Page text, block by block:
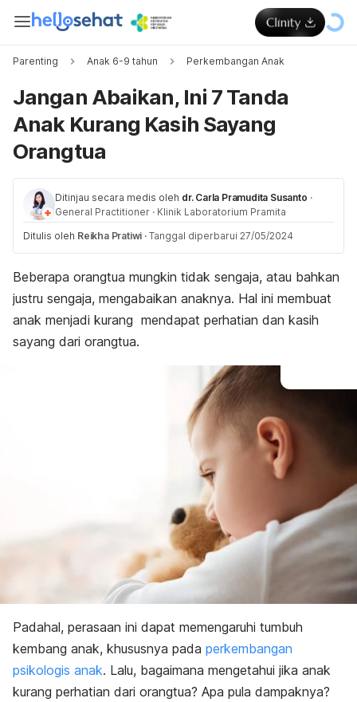
Parenting Anak 6-9 tahun Perkembangan Anak
Jangan Abaikan, Ini 7 Tanda
Anak Kurang Kasih Sayang
Orangtua
Ditinjau secara medis oleh dr. Carla Pramudita Susanto ·
General Practitioner · Klinik Laboratorium Pramita
Ditulis oleh Reikha Pratiwi · Tanggal diperbarui 27/05/2024
Beberapa orangtua mungkin tidak sengaja, atau bahkan
justru sengaja, mengabaikan anaknya. Hal ini membuat
anak menjadi kurang mendapat perhatian dan kasih
sayang dari orangtua.
Padahal, perasaan ini dapat memengaruhi tumbuh
kembang anak, khususnya pada perkembangan
psikologis anak. Lalu, bagaimana mengetahui jika anak
kurang perhatian dari orangtua? Apa pula dampaknya?